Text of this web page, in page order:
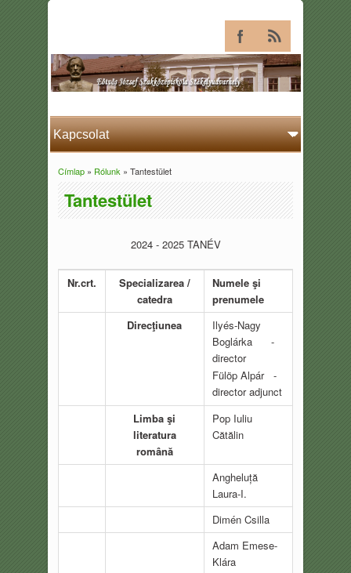
Jelenlegi hely
Címlap» Rólunk » Tantestület
Tantestület
2024 - 2025 TANÉV
Nr.crt.
Specializarea /
catedra
Numele şi
prenumele
Direcţiunea
Ilyés-Nagy
Boglárka -
director
Fülöp Alpár -
director adjunct
Limba şi
literatura
română
Pop Iuliu
Cătălin
Angheluță
Laura-I.
Dimén Csilla
Adam Emese-
Klára